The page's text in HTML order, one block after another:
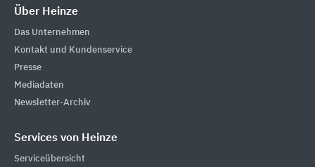
Über Heinze
Das Unternehmen
Kontakt und Kundenservice
Presse
Mediadaten
Newsletter-Archiv
Services von Heinze
Serviceübersicht